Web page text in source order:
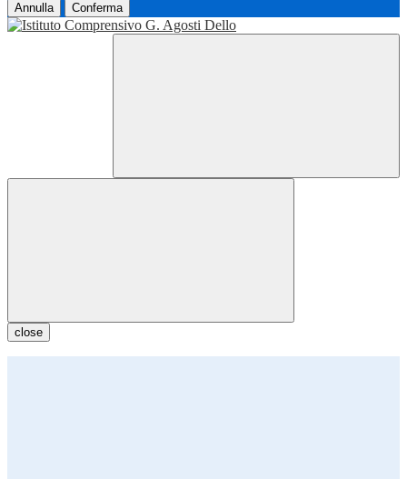
Annulla Conferma
close